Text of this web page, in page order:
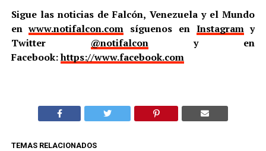
Sigue las noticias de Falcón, Venezuela y el Mundo
enwww.notifalcon.com síguenos en Instagramy
Twitter @notifalcony en
Facebook:https://www.facebook.com
TEMAS RELACIONADOS